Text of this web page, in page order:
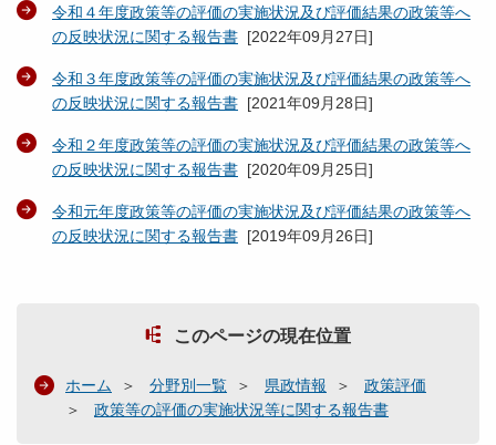
令和４年度政策等の評価の実施状況及び評価結果の政策等へ
の反映状況に関する報告書 [2022年09月27日]
令和３年度政策等の評価の実施状況及び評価結果の政策等へ
の反映状況に関する報告書 [2021年09月28日]
令和２年度政策等の評価の実施状況及び評価結果の政策等へ
の反映状況に関する報告書 [2020年09月25日]
令和元年度政策等の評価の実施状況及び評価結果の政策等へ
の反映状況に関する報告書 [2019年09月26日]
このページの現在位置
ホーム 分野別一覧 県政情報
政策評価
政策等の評価の実施状況等に関する報告書